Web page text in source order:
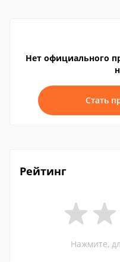
Нет официального
Стать
Рейтинг
Нажмите,